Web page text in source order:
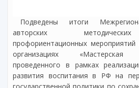
Подведены итоги
авторских
профориентационных
организациях «Мастерская
проведенного в рамках
развития воспитания в РФ на
государственной политики по